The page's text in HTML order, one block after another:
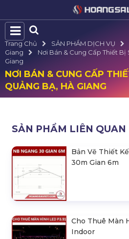
Trang Chủ SẢN PHẨM DỊCH VỤ
Giang
Nơi Bán & Cung Cấp Thiết Bị
Giang
NƠI BÁN & CUNG CẤP
QUẢNG BẠ, HÀ GIANG
SẢN PHẨM LIÊN QUAN
Bản Vẽ Thiết
30m Gian 6m
Cho Thuê Màn
Indoor